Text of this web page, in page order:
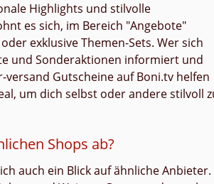
Highlights und stilvolle
es sich, im Bereich "Angebote"
exklusive Themen-Sets. Wer sich
und Sonderaktionen informiert und
Gutscheine auf Boni.tv helfen
um dich selbst oder andere stilvoll
Shops ab?
auch ein Blick auf ähnliche Anbieter.